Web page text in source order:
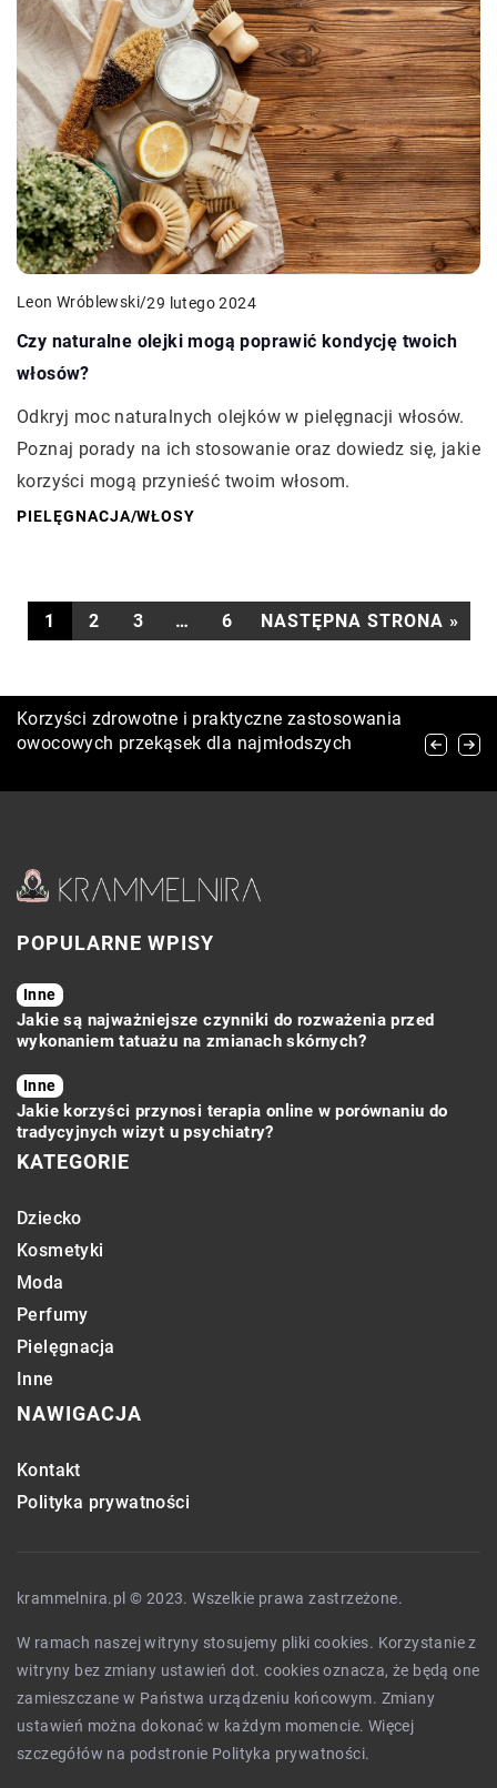
Leon Wróblewski/29 lutego 2024
Czy naturalne olejki mogą poprawić kondycję twoich
włosów?
Odkryj moc naturalnych olejków w pielęgnacji włosów.
Poznaj porady na ich stosowanie oraz dowiedz się, jakie
korzyści mogą przynieść twoim włosom.
PIELĘGNACJA/WŁOSY
1 2 3 … 6 NASTĘPNA STRONA »
Innowacyjne serum: Klucz do młodzieńczej
skóry dzięki japońskim technologiom
Korzyści zdrowotne i praktyczne zastosowania
owocowych przekąsek dla najmłodszych
Jak wybrać idealny rower miejski dla siebie?
POPULARNE WPISY
Inne
Jakie są najważniejsze czynniki do rozważenia przed
wykonaniem tatuażu na zmianach skórnych?
Inne
Jakie korzyści przynosi terapia online w porównaniu do
tradycyjnych wizyt u psychiatry?
KATEGORIE
Dziecko
Kosmetyki
Moda
Perfumy
Pielęgnacja
Inne
NAWIGACJA
Kontakt
Polityka prywatności
krammelnira.pl © 2023. Wszelkie prawa zastrzeżone.
W ramach naszej witryny stosujemy pliki cookies. Korzystanie z
witryny bez zmiany ustawień dot. cookies oznacza, że będą one
zamieszczane w Państwa urządzeniu końcowym. Zmiany
ustawień można dokonać w każdym momencie. Więcej
szczegółów na podstronie Polityka prywatności.